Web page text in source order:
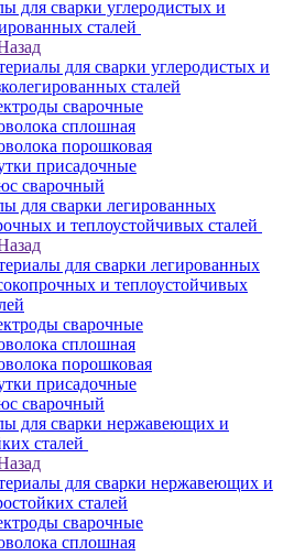
для сварки углеродистых и
сталей
для сварки углеродистых и
сталей
сварочные
сплошная
порошковая
присадочные
сварочный
для сварки легированных
и теплоустойчивых сталей
для сварки легированных
и теплоустойчивых
сварочные
сплошная
порошковая
присадочные
сварочный
для сварки нержавеющих и
сталей
для сварки нержавеющих и
сталей
сварочные
сплошная